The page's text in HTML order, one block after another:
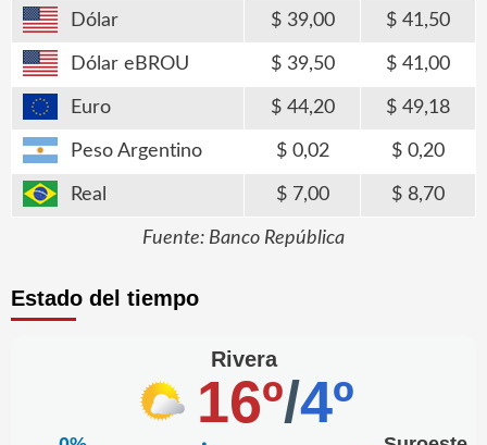
Dólar 39,00 41,50
Dólar eBROU 39,50 41,00
Euro 44,20 49,18
Peso Argentino 0,02 0,20
Real 7,00 8,70
Fuente: Banco República
Estado del tiempo
Rivera
16º/4º